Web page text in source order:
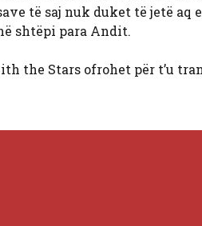
të saj nuk duket të jetë aq
shtëpi para Andit.
the Stars ofrohet për t’u